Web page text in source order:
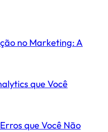
no Marketing: A
que Você
que Você Não